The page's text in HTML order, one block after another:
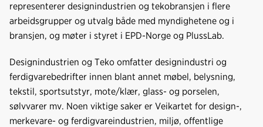
representerer designindustrien og tekobransjen i flere
arbeidsgrupper og utvalg både med myndighetene og i
bransjen, og møter i styret i EPD-Norge og PlussLab.
Designindustrien og Teko omfatter designindustri og
ferdigvarebedrifter innen blant annet møbel, belysning,
tekstil, sportsutstyr, mote/klær, glass- og porselen,
sølvvarer mv. Noen viktige saker er Veikartet for design-,
merkevare- og ferdigvareindustrien, miljø, offentlige